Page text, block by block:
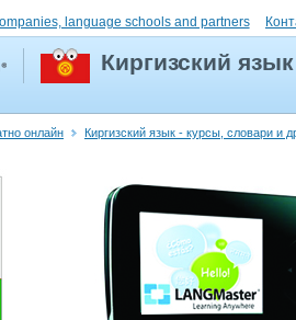
language schools and partners
Киргизский
онлайн Киргизский язык - курсы, словари и